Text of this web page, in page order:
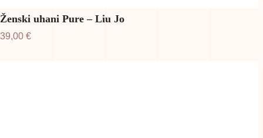
Ženski uhani Pure – Liu Jo
39,00 €